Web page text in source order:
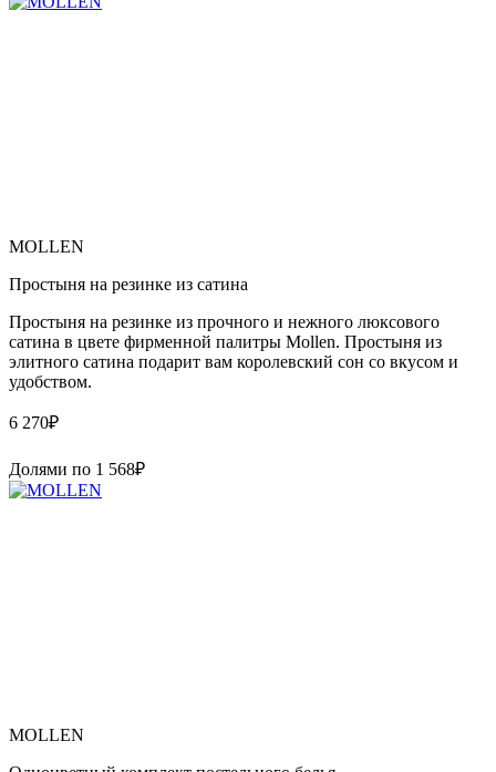
MOLLEN
Простыня на резинке из сатина
Простыня на резинке из прочного и нежного люксового
сатина в цвете фирменной палитры Mollen. Простыня из
элитного сатина подарит вам королевский сон со вкусом и
удобством.
6 270₽
Долями по 1 568₽
MOLLEN